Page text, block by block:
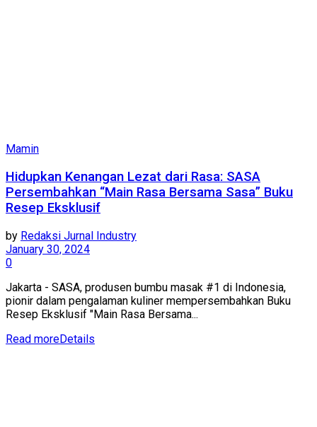
Mamin
Hidupkan Kenangan Lezat dari Rasa: SASA
Persembahkan “Main Rasa Bersama Sasa” Buku
Resep Eksklusif
by Redaksi Jurnal Industry
January 30, 2024
0
Jakarta - SASA, produsen bumbu masak #1 di Indonesia,
pionir dalam pengalaman kuliner mempersembahkan Buku
Resep Eksklusif "Main Rasa Bersama...
Read moreDetails